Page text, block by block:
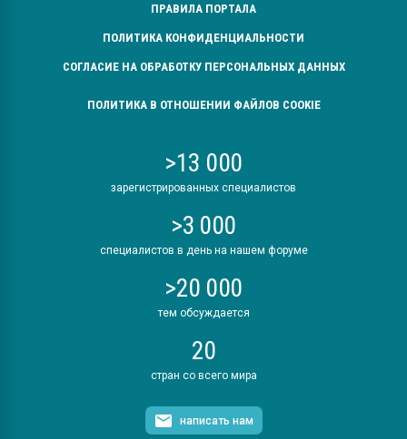
ПРАВИЛА ПОРТАЛА
ПОЛИТИКА КОНФИДЕНЦИАЛЬНОСТИ
СОГЛАСИЕ НА ОБРАБОТКУ ПЕРСОНАЛЬНЫХ ДАННЫХ
ПОЛИТИКА В ОТНОШЕНИИ ФАЙЛОВ COOKIE
>13 000
зарегистрированных специалистов
>3 000
специалистов в день на нашем форуме
>20 000
тем обсуждается
20
стран со всего мира
написать нам